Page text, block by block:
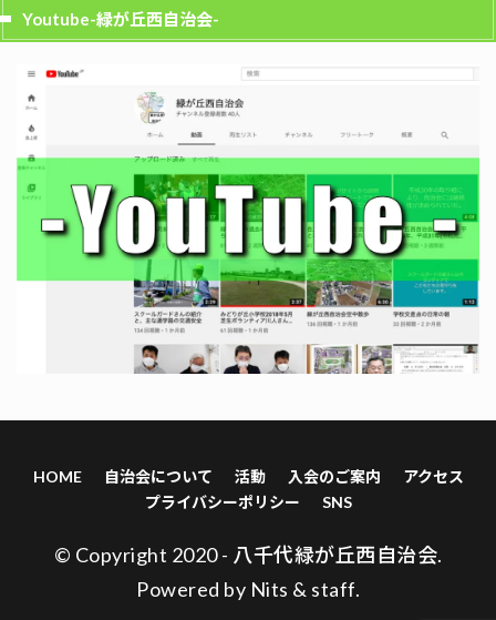
Youtube-緑が丘西自治会-
HOME 自治会について 活動 入会のご案内
アクセス
プライバシーポリシー
SNS
© Copyright 2020 - 八千代緑が丘西自治会.
Powered by Nits & staff.